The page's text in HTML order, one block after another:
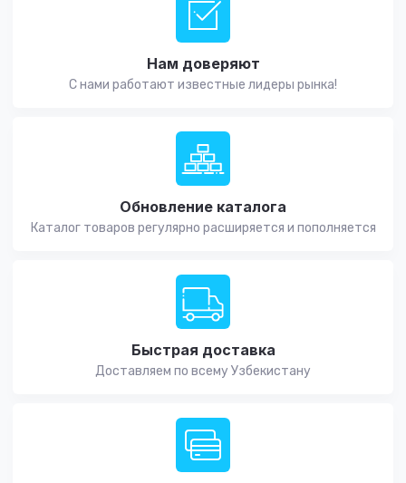
Нам доверяют
С нами работают известные лидеры рынка!
Обновление каталога
Каталог товаров регулярно расширяется и пополняется
Быстрая доставка
Доставляем по всему Узбекистану